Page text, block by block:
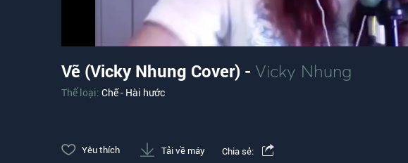
Vẽ (Vicky Nhung Cover) - Vicky Nhung
Thể loại: Chế - Hài hước
Yêu thích Tải về máy Chia sẻ: